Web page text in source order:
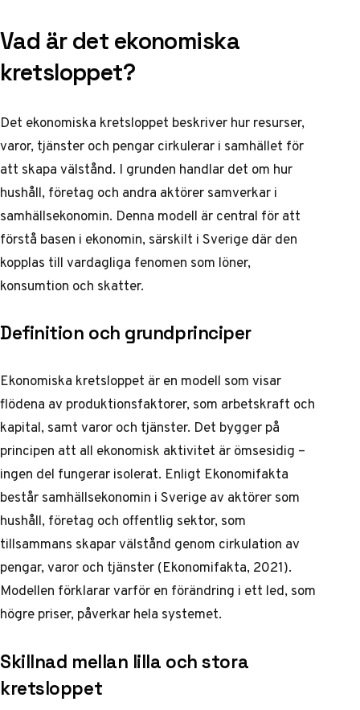
Vad är det ekonomiska
kretsloppet?
Det ekonomiska kretsloppet beskriver hur resurser,
varor, tjänster och pengar cirkulerar i samhället för
att skapa välstånd. I grunden handlar det om hur
hushåll, företag och andra aktörer samverkar i
samhällsekonomin. Denna modell är central för att
förstå basen i ekonomin, särskilt i Sverige där den
kopplas till vardagliga fenomen som löner,
konsumtion och skatter.
Definition och grundprinciper
Ekonomiska kretsloppet är en modell som visar
flödena av produktionsfaktorer, som arbetskraft och
kapital, samt varor och tjänster. Det bygger på
principen att all ekonomisk aktivitet är ömsesidig –
ingen del fungerar isolerat. Enligt Ekonomifakta
består samhällsekonomin i Sverige av aktörer som
hushåll, företag och offentlig sektor, som
tillsammans skapar välstånd genom cirkulation av
pengar, varor och tjänster (Ekonomifakta, 2021).
Modellen förklarar varför en förändring i ett led, som
högre priser, påverkar hela systemet.
Skillnad mellan lilla och stora
kretsloppet